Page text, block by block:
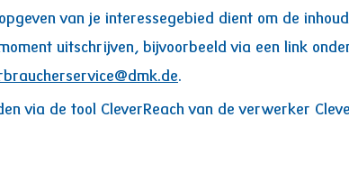
van je interessegebied dient om de
uitschrijven, bijvoorbeeld via een link
.
via de tool CleverReach van de verwerker